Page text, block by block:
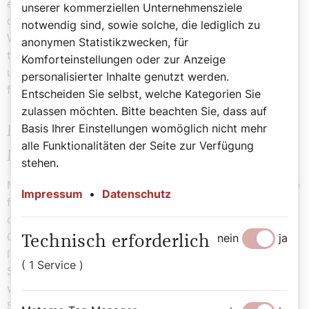
entschuldigen musste. Wie Don Camillo habe er sich an
den Herrn gewandt und Antwort gefunden: Mit der
Weihe hat er einen Auftrag bekommen und den solle er
trotz der damals täglich bizarrer werdenden Situation
und der immensen Anfeindungen gegen die Kirche
fortsetzen und: es werden bessere Zeiten kommen!
Monsignore Huscava ist für die freie
Messgestaltung
Monsignore Huscava betonte, dass er schon immer eine
freiere Messgestaltung praktiziert habe, statt die Enge
des Kirchenrechts habe er stets die Freiheit der Kinder
Gottes in den Vordergrund seines Wirkens gestellt. Er
lebe eine Kirche nahe an den Menschen mit ihren
Sorgen und Nöten im hier und heute. Die Überlegung
wie es denn nach 40 jähriger Priesterschaft um seine
Spiritualität bestellt sei, beantwortete der Domprediger
unserer kommerziellen Unternehmensziele
notwendig sind, sowie solche, die lediglich zu
anonymen Statistikzwecken, für
Komforteinstellungen oder zur Anzeige
personalisierter Inhalte genutzt werden.
Entscheiden Sie selbst, welche Kategorien Sie
zulassen möchten. Bitte beachten Sie, dass auf
Basis Ihrer Einstellungen womöglich nicht mehr
alle Funktionalitäten der Seite zur Verfügung
stehen.
Impressum • Datenschutz
Technisch erforderlich
( 1 Service )
nein ja